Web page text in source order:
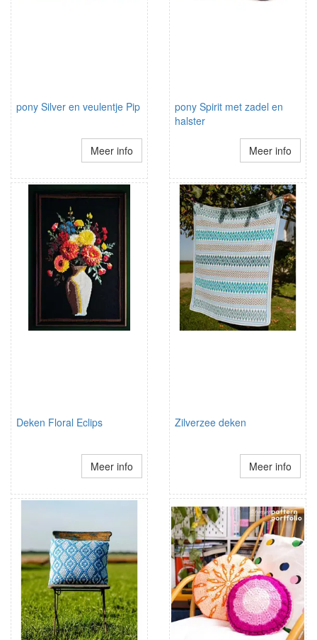
pony Silver en veulentje Pip
Meer info
pony Spirit met zadel en
halster
Meer info
Deken Floral Eclips
Meer info
Zilverzee deken
Meer info